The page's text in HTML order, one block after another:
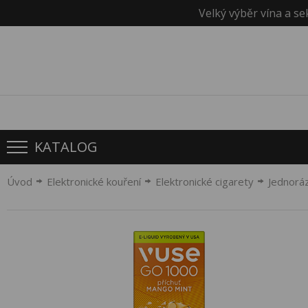
Velký výběr vína a
KATALOG
Úvod Elektronické kouření Elektronické cigarety